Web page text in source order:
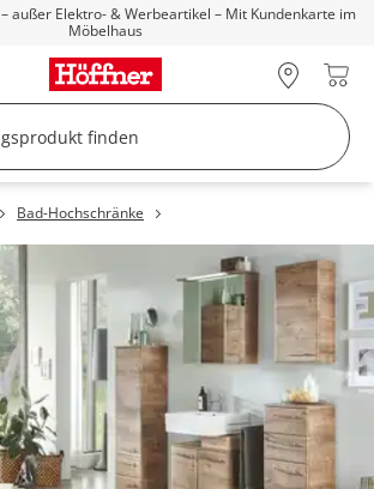
– außer Elektro- & Werbeartikel – Mit Kundenkarte im
Möbelhaus
Bad-Hochschränke